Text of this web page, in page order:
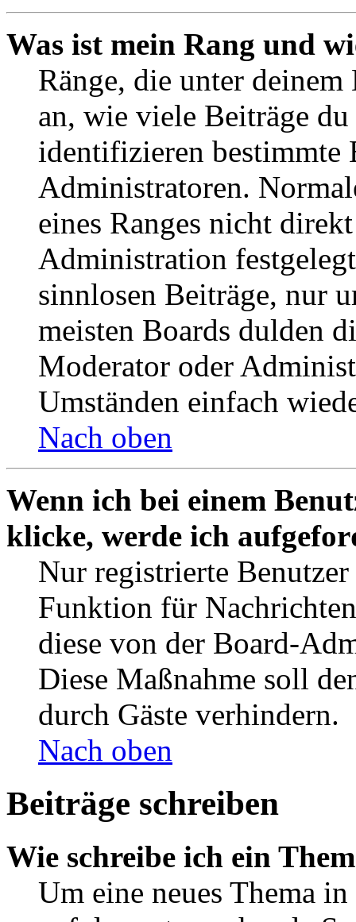
Was ist mein Rang und
Ränge, die unter deinem
an, wie viele Beiträge
identifizieren bestimmte
Administratoren.
eines Ranges nicht
Administration
sinnlosen Beiträge, nur
meisten Boards dulden
Moderator oder
Umständen einfach
Nach oben
Wenn ich bei einem
klicke, werde ich
Nur registrierte
Funktion für
diese von der Board-
Diese Maßnahme soll
durch Gäste verhindern.
Nach oben
Beiträge schreiben
Wie schreibe ich ein
Um eine neues Thema